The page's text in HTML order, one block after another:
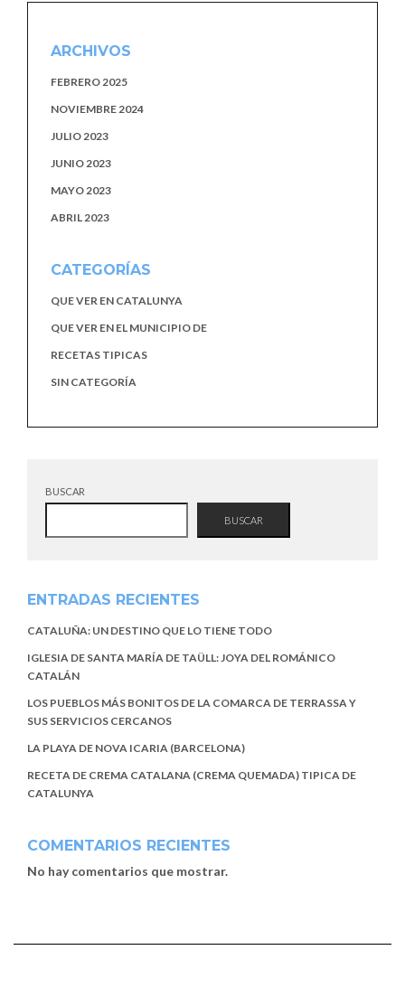
ARCHIVOS
FEBRERO 2025
NOVIEMBRE 2024
JULIO 2023
JUNIO 2023
MAYO 2023
ABRIL 2023
CATEGORÍAS
QUE VER EN CATALUNYA
QUE VER EN EL MUNICIPIO DE
RECETAS TIPICAS
SIN CATEGORÍA
BUSCAR
BUSCAR
ENTRADAS RECIENTES
CATALUÑA: UN DESTINO QUE LO TIENE TODO
IGLESIA DE SANTA MARÍA DE TAÜLL: JOYA DEL ROMÁNICO
CATALÁN
LOS PUEBLOS MÁS BONITOS DE LA COMARCA DE TERRASSA Y
SUS SERVICIOS CERCANOS
LA PLAYA DE NOVA ICARIA (BARCELONA)
RECETA DE CREMA CATALANA (CREMA QUEMADA) TIPICA DE
CATALUNYA
COMENTARIOS RECIENTES
No hay comentarios que mostrar.